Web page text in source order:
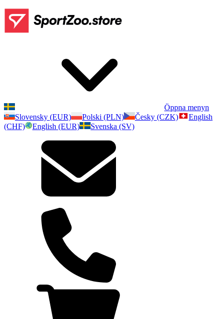
Öppna menyn
Slovensky (EUR)
Polski (PLN) Česky (CZK)
English
(CHF)
English (EUR) Svenska (SV)